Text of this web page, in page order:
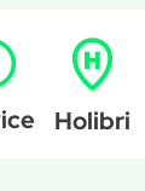
Holibri